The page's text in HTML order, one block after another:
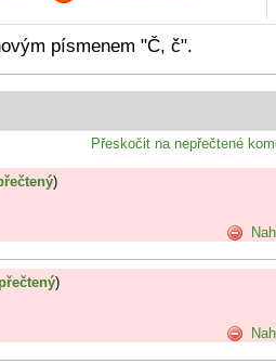
písmenem "Č, č".
Přeskočit na nepřečtené
)
)